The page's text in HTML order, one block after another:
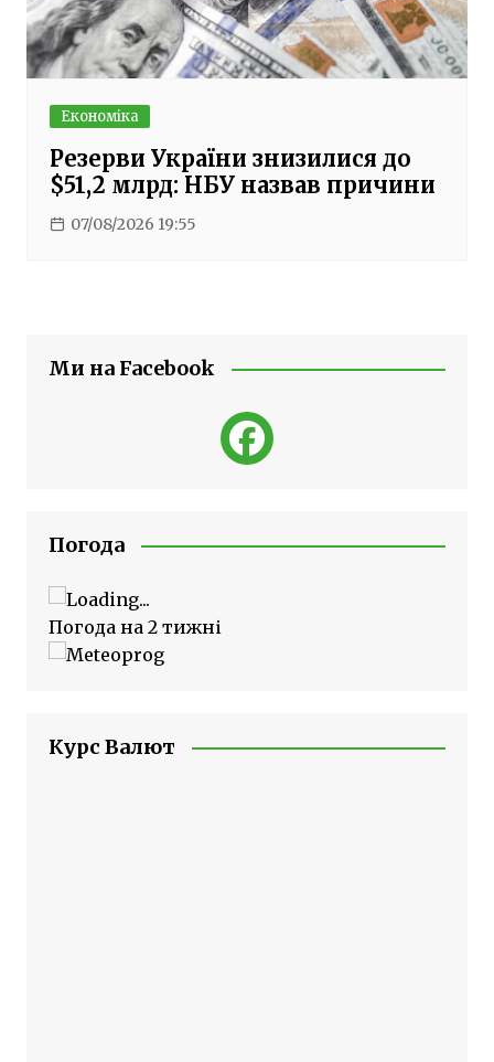
Економіка
Резерви України знизилися до
$51,2 млрд: НБУ назвав причини
07/08/2026 19:55
Ми на Facebook
Погода
Погода на 2 тижні
Курс Валют